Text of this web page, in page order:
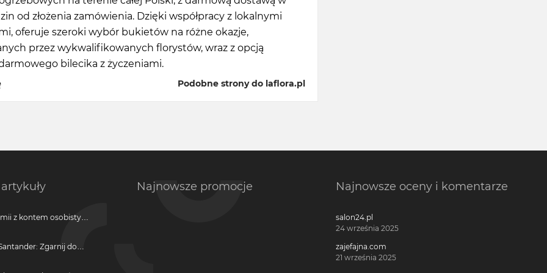
od złożenia zamówienia. Dzięki współpracy z lokalnymi
oferuje szeroki wybór bukietów na różne okazje,
przez wykwalifikowanych florystów, wraz z opcją
bilecika z życzeniami.
Podobne strony do laflora.pl
z kontem osobistym
Zgarnij do
Najnowsze promocje Najnowsze oceny i komentarze
salon24.pl
24 września 2025
zajefajna.com
21 września 2025